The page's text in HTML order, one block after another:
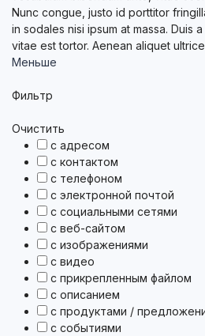
Nunc congue, justo id porttitor
in sodales nisi ipsum at massa. Duis
vitae est tortor. Aenean aliquet
Меньше
Фильтр
Очистить
с адресом
с контактом
с телефоном
с электронной почтой
с социальными сетями
с веб-сайтом
с изображениями
с видео
с прикрепленным файлом
с описанием
с продуктами /
с событиями